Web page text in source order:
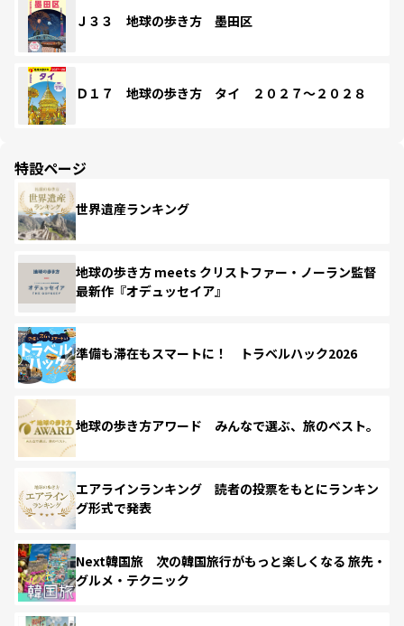
Ｊ３３ 地球の歩き方 墨田区
Ｄ１７ 地球の歩き方 タイ ２０２７～２０２８
特設ページ
世界遺産ランキング
地球の歩き方 meets クリストファー・ノーラン監督
最新作『オデュッセイア』
準備も滞在もスマートに！ トラベルハック2026
地球の歩き方アワード みんなで選ぶ、旅のベスト。
エアラインランキング 読者の投票をもとにランキン
グ形式で発表
Next韓国旅 次の韓国旅行がもっと楽しくなる 旅先・
グルメ・テクニック